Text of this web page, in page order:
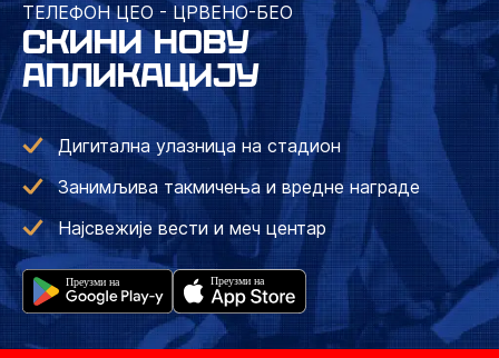
ТЕЛЕФОН ЦЕО - ЦРВЕНО-БЕО
СКИНИ НОВУ
АПЛИКАЦИЈУ
Дигитална улазница на стадион
Занимљива такмичења и вредне награде
Најсвежије вести и меч центар